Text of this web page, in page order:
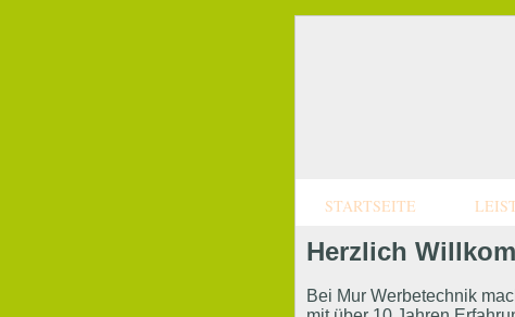
STARTSEITE
Herzlich
Bei Mur Werbetechnik